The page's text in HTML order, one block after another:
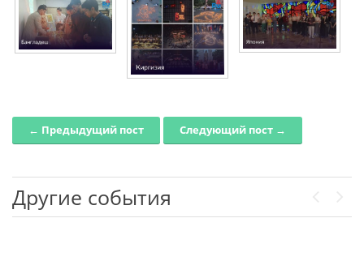
Post navigation
← Предыдущий пост Следующий пост →
Другие события